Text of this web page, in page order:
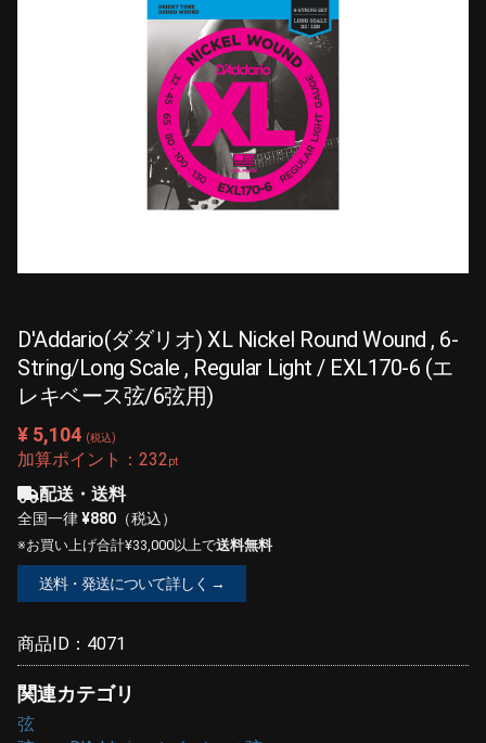
D'Addario(ダダリオ) XL Nickel Round Wound , 6-
String/Long Scale , Regular Light / EXL170-6 (エ
レキベース弦/6弦用)
¥ 5,104 (税込)
加算ポイント： 232pt
配送・送料
全国一律¥880 （税込）
※お買い上げ合計¥33,000以上で送料無料
送料・発送について詳しく →
商品ID： 4071
関連カテゴリ
弦